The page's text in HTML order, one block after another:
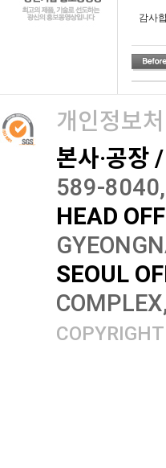
감사
개인정보
본사·공장 /
589-
HEAD
SEOUL